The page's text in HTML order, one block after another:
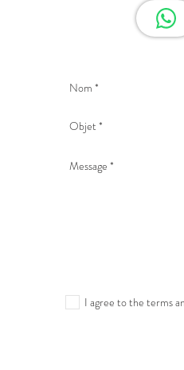
I agree to the terms